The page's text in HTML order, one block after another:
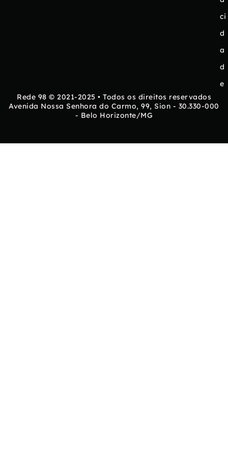
ci
d
a
d
e
Rede 98 © 2021-2025 • Todos os direitos reservados
Avenida Nossa Senhora do Carmo, 99, Sion - 30.330-000
- Belo Horizonte/MG